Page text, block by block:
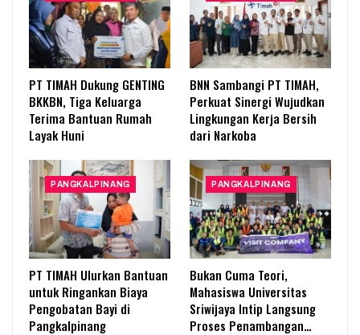
PT TIMAH Dukung GENTING
BKKBN, Tiga Keluarga
Terima Bantuan Rumah
Layak Huni
BNN Sambangi PT TIMAH,
Perkuat Sinergi Wujudkan
Lingkungan Kerja Bersih
dari Narkoba
PANGKALPINANG
PT TIMAH Ulurkan Bantuan
untuk Ringankan Biaya
Pengobatan Bayi di
Pangkalpinang
PANGKALPINANG
Bukan Cuma Teori,
Mahasiswa Universitas
Sriwijaya Intip Langsung
Proses Penambangan…